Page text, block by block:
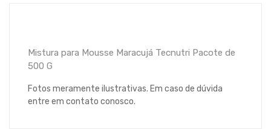
Mistura para Mousse Maracujá Tecnutri Pacote de
500 G
Fotos meramente ilustrativas. Em caso de dúvida
entre em contato conosco.